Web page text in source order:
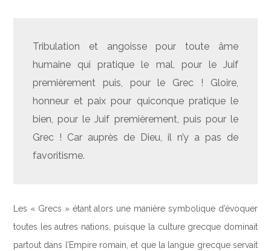
Tribulation et angoisse pour toute âme
humaine qui pratique le mal, pour le Juif
premièrement puis, pour le Grec ! Gloire,
honneur et paix pour quiconque pratique le
bien, pour le Juif premièrement, puis pour le
Grec ! Car auprès de Dieu, il n’y a pas de
favoritisme.
Les « Grecs » étant alors une manière symbolique d’évoquer
toutes les autres nations, puisque la culture grecque dominait
partout dans l’Empire romain, et que la langue grecque servait